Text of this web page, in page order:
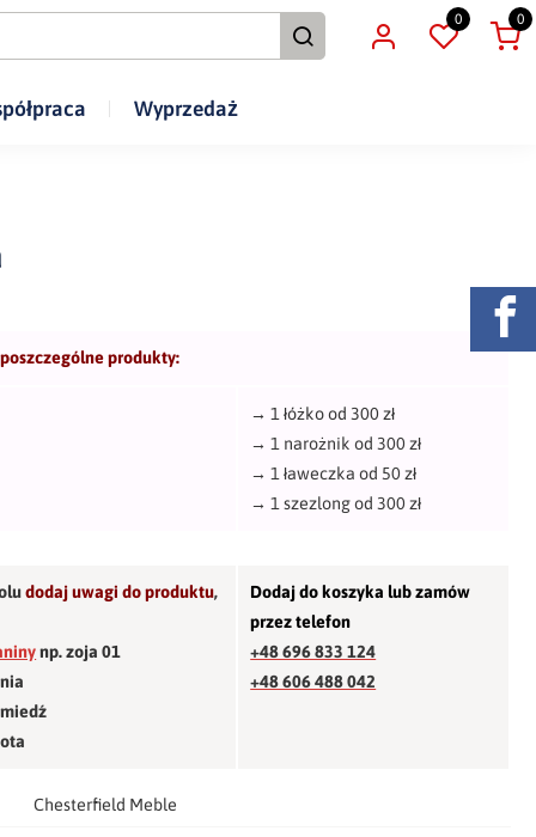
0 0
Wyprzedaż
produkty:
→1 łóżko od 300 zł
→1 narożnik od 300 zł
→1 ławeczka od 50 zł
→1 szezlong od 300 zł
dodaj uwagi do produktu,
np. zoja 01
Dodaj do koszyka lub zamów
przez telefon
+48 696 833 124
+48 606 488 042
Chesterfield Meble